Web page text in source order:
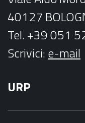
40127
Tel. +39 051
Scrivici:e-mail
URP